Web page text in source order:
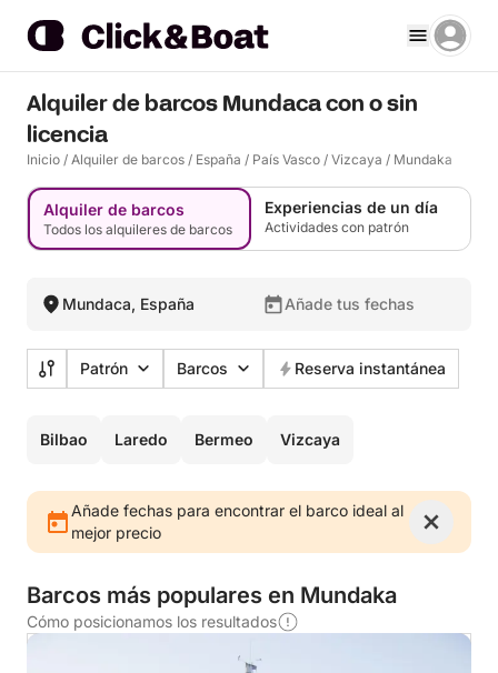
Alquiler de barcos Mundaca con o sin
licencia
Inicio / Alquiler de barcos / España / País Vasco / Vizcaya / Mundaka
Alquiler de barcos
Todos los alquileres de barcos
Experiencias de un día
Actividades con patrón
Mundaca, España Añade tus fechas
Patrón Barcos Reserva instantánea
Bilbao Laredo Bermeo Vizcaya
Añade fechas para encontrar el barco ideal al
mejor precio
Barcos más populares en Mundaka
Cómo posicionamos los resultados